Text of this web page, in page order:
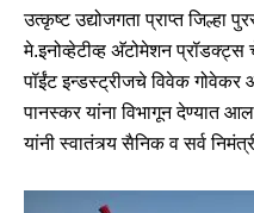
उत्कृष्ट उद्योजगता प्राप्त जिल्हा
मे.इनोव्हेटीव्ह अ‍ॅटोमेशन प्रॉडक्ट्स
पॉईंट इन्डस्ट्रीजचे विवेक गोवेकर
पानस्कर यांना विभागून देण्यात
यांनी स्वातंत्र्य सैनिक व सर्व